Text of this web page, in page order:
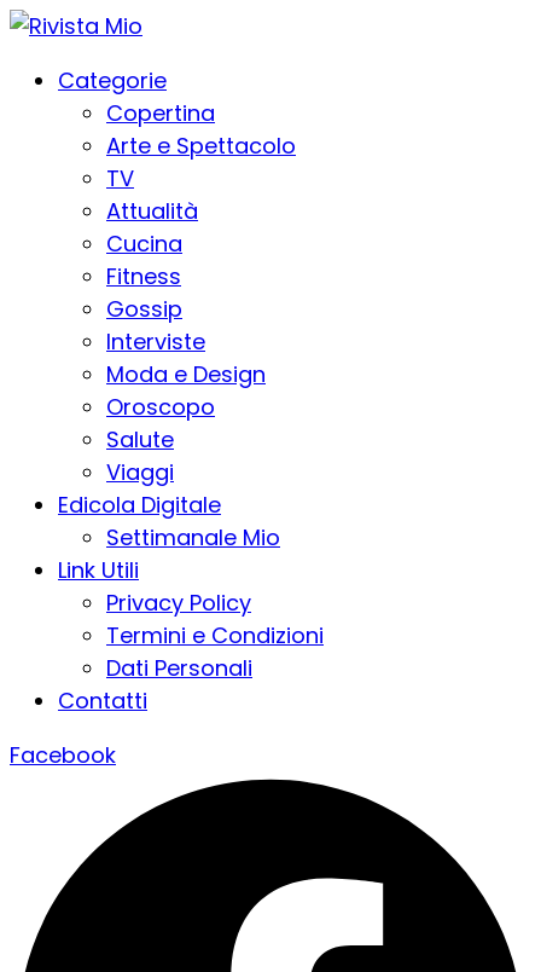
Categorie
Copertina
Arte e Spettacolo
TV
Attualità
Cucina
Fitness
Gossip
Interviste
Moda e Design
Oroscopo
Salute
Viaggi
Edicola Digitale
Settimanale Mio
Link Utili
Privacy Policy
Termini e Condizioni
Dati Personali
Contatti
Facebook